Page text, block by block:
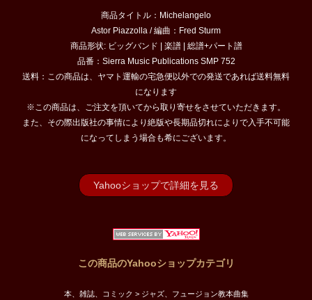
商品タイトル：Michelangelo
Astor Piazzolla / 編曲：Fred Sturm
商品形状: ビッグバンド | 楽譜 | 総譜+パート譜
品番：Sierra Music Publications SMP 752
送料：この商品は、ヤマト運輸の宅急便以外での発送であれば送料無料
になります
※この商品は、ご注文を頂いてから取り寄せをさせていただきます。
また、その際出版社の事情により絶版や長期品切れによりで入手不可能
になってしまう場合も希にございます。
Yahooショップで詳細を見る
この商品のYahooショップカテゴリ
本、雑誌、コミック > ジャズ、フュージョン教本曲集